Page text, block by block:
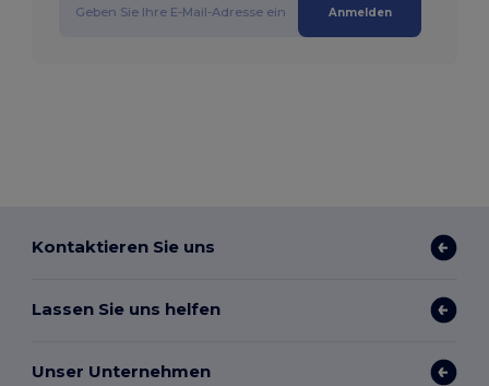
Anmelden
Kontaktieren Sie uns
Lassen Sie uns helfen
Unser Unternehmen